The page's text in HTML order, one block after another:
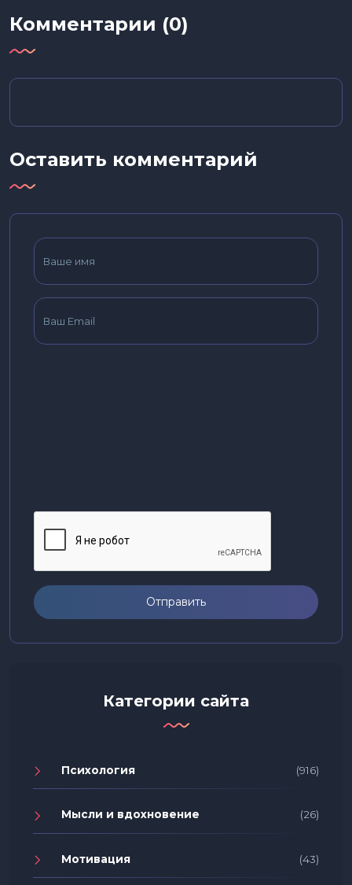
Комментарии (0)
Оставить комментарий
Отправить
Категории сайта
Психология (916)
Мысли и вдохновение (26)
Мотивация (43)